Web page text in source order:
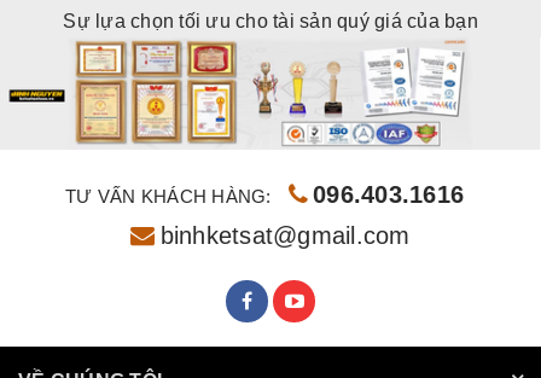
Sự lựa chọn tối ưu cho tài sản quý giá của bạn
TƯ VẤN KHÁCH HÀNG:
096.403.1616
binhketsat@gmail.com